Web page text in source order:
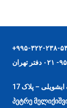
– پلاک 17